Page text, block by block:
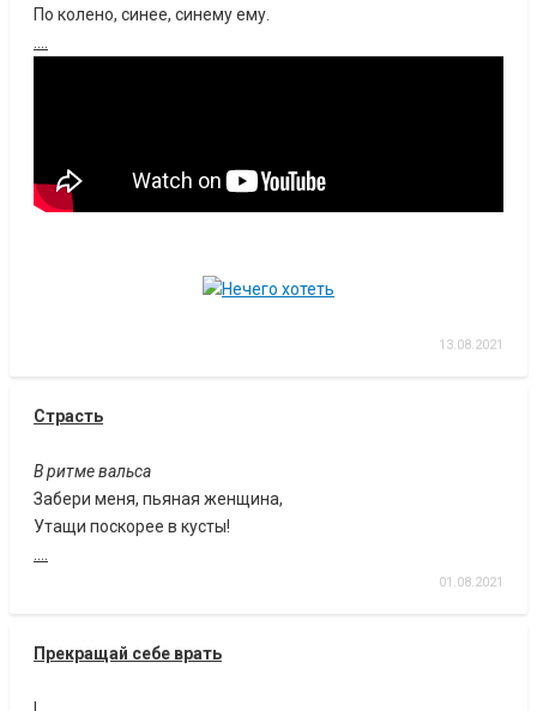
По колено, синее, синему ему.
13.08.2021
Страсть
В ритме вальса
Забери меня, пьяная женщина,
Утащи поскорее в кусты!
01.08.2021
Прекращай себе врать